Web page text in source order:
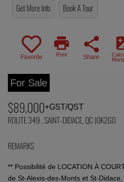
Get More Info Book A Tour
Favorite
print
Print
share
Share
For Sale
$89,000+GST/QST
ROUTE 349 , SAINT-DIDACE, QC J0K2G0
REMARKS
** Possibilité de LOCATION À
de St-Alexis-des-Monts et St-